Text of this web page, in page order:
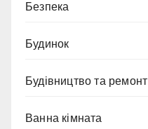
Безпека
Будинок
Будівництво та ремонт
Ванна кімната